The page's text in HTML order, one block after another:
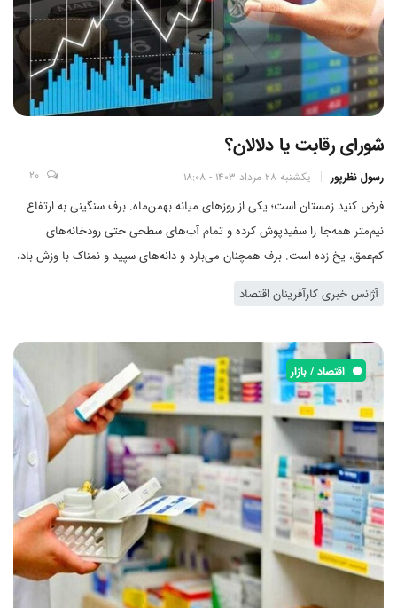
شورای رقابت یا دلالان؟
رسول نظرپور یکشنبه 28 مرداد 1403 - 18:08 20
فرض کنید زمستان است؛ یکی از روزهای میانه بهمن‌ماه. برف سنگینی به ارتفاع
نیم‌متر همه‌جا را سفیدپوش کرده و تمام آب‌های سطحی حتی رودخانه‌های
کم‌عمق، یخ زده است. برف همچنان می‌بارد و دانه‌های سپید و نمناک با وزش باد،
یخ سنگینی می‌کند. سرمای استخوان‌سوز تا عمق جان می‌دود و دماسنج، دمای
نشان ندهد، سرمای هوا از بین می‌رود.
آژانس خبری کارآفرینان اقتصاد
اقتصاد / بازار